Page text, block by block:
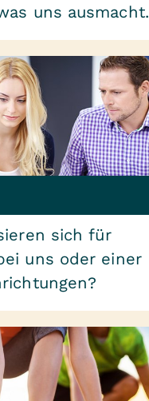
uns ausmacht.
sich für
uns oder einer